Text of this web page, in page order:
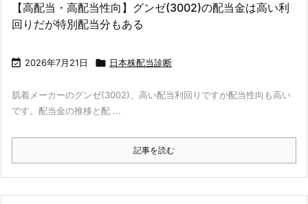
【高配当・高配当性向】グンゼ(3002)の配当金は高い利
回りだが特別配当分もある
 2026年7月21日  日本株配当診断
肌着メーカーのグンゼ(3002)、高い配当利回りですが配当性向も高い
です。配当金の推移と配 ...
記事を読む